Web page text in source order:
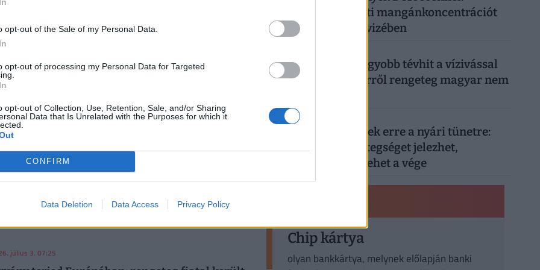
opt-out of the Sale of my Personal Data.
opt-out of processing my Personal Data for Targeted
opt-out of Collection, Use, Retention, Sale, and/or Sharing
Data that Is Unrelated with the Purposes for which it
CONFIRM
Data Deletion Data Access Privacy Policy
július 3. 13:03
a magyar kórházakban? Egy év alatt
kórházi ágy szűnt meg
a működő kórházi ágyak száma Magyarországon: tavaly
július 3. 08:08
utasította Magyar Péter Hegedűs
egészségügy legnagyobb problémáját
kezelése a kormány egyik legfontosabb
július 3. 07:25
határérték feletti mangánkoncentrációt
mértek a kutak vizében
Megdőlt a legnagyobb tévhit a vízivással
kapcsolatban: erről rengeteg magyar nem
5 2 hete
Sokan legyintenek erre a nyári tünetre:
életveszélyes betegséget jelezhet,
tüdőembólia is lehet a vége
Chip kártya
olyan bankkártya, melynek előlapján banki